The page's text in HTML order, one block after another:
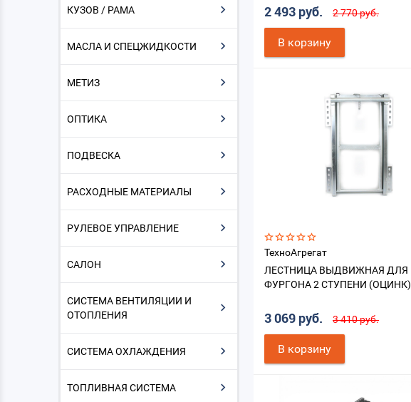
КУЗОВ / РАМА
МАСЛА И СПЕЦЖИДКОСТИ
МЕТИЗ
ОПТИКА
ПОДВЕСКА
РАСХОДНЫЕ МАТЕРИАЛЫ
РУЛЕВОЕ УПРАВЛЕНИЕ
САЛОН
СИСТЕМА ВЕНТИЛЯЦИИ И
ОТОПЛЕНИЯ
СИСТЕМА ОХЛАЖДЕНИЯ
ТОПЛИВНАЯ СИСТЕМА
2 493 руб. 2 770 руб.
В корзину
ТехноАгрегат
ЛЕСТНИЦА ВЫДВИЖНАЯ ДЛЯ
ФУРГОНА 2 СТУПЕНИ (ОЦИНК)
3 069 руб. 3 410 руб.
В корзину